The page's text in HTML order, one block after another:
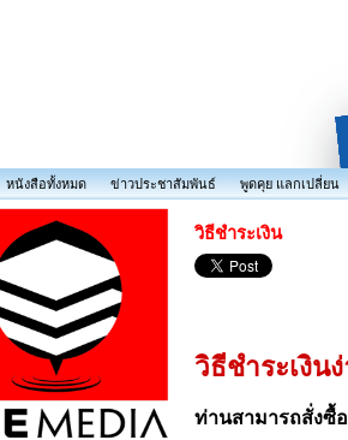
หนังสือทั้งหมด ข่าวประชาสัมพันธ์ พูดคุย แลกเปลี่ยน
วิธีชำระเงิน
วิธีชำระเงิน
ท่านสามารถสั่งซื้